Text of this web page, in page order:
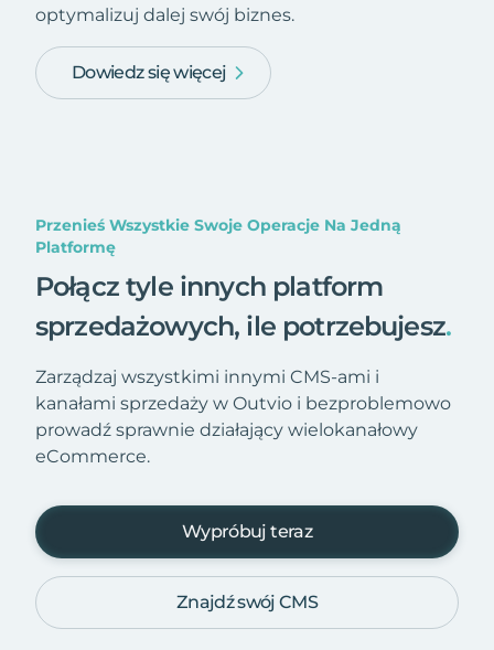
optymalizuj dalej swój biznes.
Dowiedz się więcej
Przenieś Wszystkie Swoje Operacje Na Jedną
Platformę
Połącz tyle innych platform
sprzedażowych, ile potrzebujesz.
Zarządzaj wszystkimi innymi CMS-ami i
kanałami sprzedaży w Outvio i bezproblemowo
prowadź sprawnie działający wielokanałowy
eCommerce.
Wypróbuj teraz
Znajdź swój CMS